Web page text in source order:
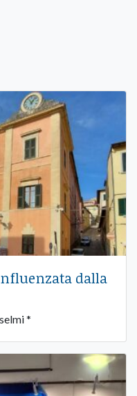
dalla
*